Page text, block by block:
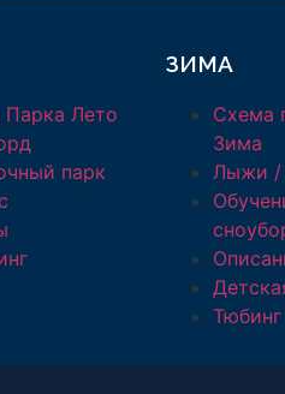
Лето
парк
ЗИМА
Схема
Зима
Лыжи /